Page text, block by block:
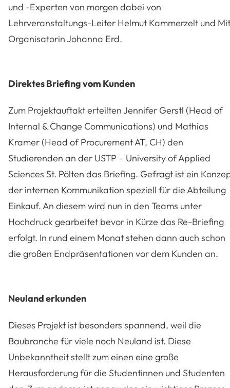
und -Experten von morgen dabei von
Lehrveranstaltungs-Leiter Helmut Kammerzelt und
Organisatorin Johanna Erd.
Direktes Briefing vom Kunden
Zum Projektauftakt erteilten Jennifer Gerstl (Head of
Internal & Change Communications) und Mathias
Kramer (Head of Procurement AT, CH) den
Studierenden an der USTP – University of Applied
Sciences St. Pölten das Briefing. Gefragt ist ein
der internen Kommunikation speziell für die Abteilung
Einkauf. An diesem wird nun in den Teams unter
Hochdruck gearbeitet bevor in Kürze das Re-Briefing
erfolgt. In rund einem Monat stehen dann auch schon
die großen Endpräsentationen vor dem Kunden an.
Neuland erkunden
Dieses Projekt ist besonders spannend, weil die
Baubranche für viele noch Neuland ist. Diese
Unbekanntheit stellt zum einen eine große
Herausforderung für die Studentinnen und Studenten